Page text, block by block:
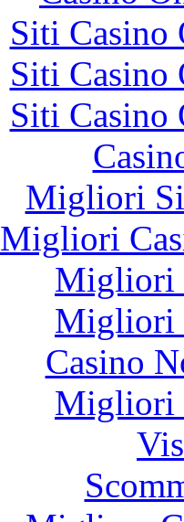
Siti Casino
Siti Casino
Siti Casino
Migliori
Migliori
Migliori
Migliori
Casino
Migliori